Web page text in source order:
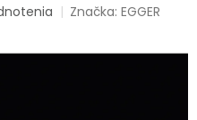
Značka:EGGER